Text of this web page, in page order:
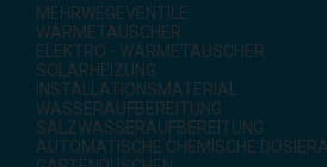
MEHRWEGEVENTILE
WÄRMETAUSCHER
ELEKTRO - WÄRMETAUSCHER
SOLARHEIZUNG
INSTALLATIONSMATERIAL
WASSERAUFBEREITUNG
SALZWASSERAUFBEREITUNG
AUTOMATISCHE CHEMISCHE